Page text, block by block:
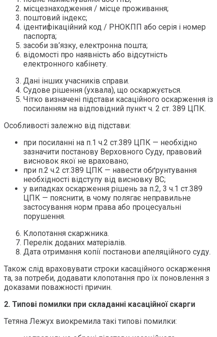
місцезнаходження / місце проживання;
поштовий індекс;
ідентифікаційний код / РНОКПП або серія і номер
паспорта;
засоби зв’язку, електронна пошта;
відомості про наявність або відсутність
електронного кабінету.
Дані інших учасників справи.
Судове рішення (ухвала), що оскаржується.
Чітко визначені підстави касаційного оскарження із
посиланням на відповідний пункт ч. 2 ст. 389 ЦПК.
Особливості залежно від підстави:
при посиланні на п.1 ч.2 ст.389 ЦПК — необхідно
зазначити постанову Верховного Суду, правовий
висновок якої не враховано;
при п.2 ч.2 ст.389 ЦПК — навести обґрунтування
необхідності відступу від висновку ВС;
у випадках оскарження рішень за п.2, 3 ч.1 ст.389
ЦПК — пояснити, в чому полягає неправильне
застосування норм права або процесуальні
порушення.
Клопотання скаржника.
Перелік доданих матеріалів.
Дата отримання копії постанови апеляційного суду.
Також слід враховувати строки касаційного оскарження
та, за потреби, додавати клопотання про їх поновлення з
доказами поважності причин.
2. Типові помилки при складанні касаційної скарги
Тетяна Лежух виокремила такі типові помилки: